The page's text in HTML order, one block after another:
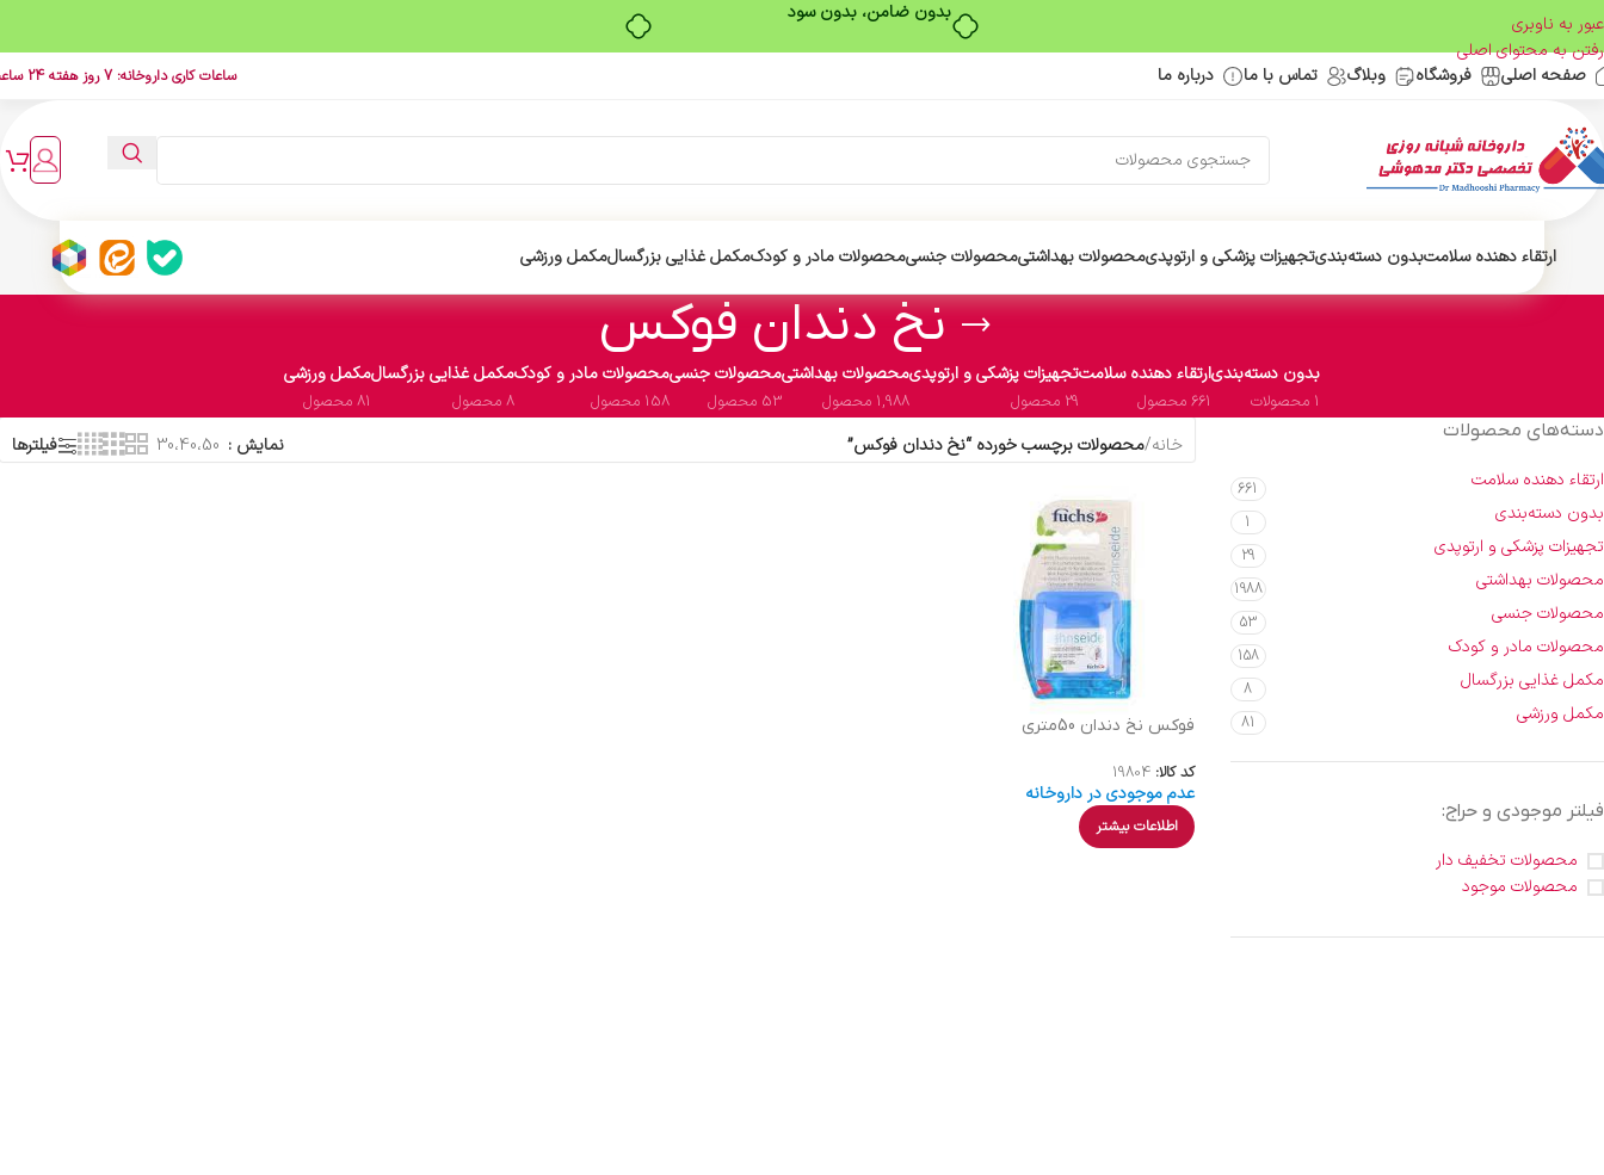
بدون ضامن، بدون سود
عبور به ناوبری
رفتن به محتوای اصلی
صفحه اصلی
فروشگاه وبلاگ تماس با ما درباره ما ساعات کاری داروخانه: 7 روز هفته 24 ساعت
ارتقاء دهنده سلامتبدون دسته‌بندیتجهیزات پزشکی و ارتوپدیمحصولات بهداشتیمحصولات جنسیمحصولات مادر و کودکمکمل غذایی بزرگسالمکمل ورزشی
نخ دندان فوکس
بدون دسته‌بندی
1 محصولات
ارتقاء دهنده سلامت
661 محصول
تجهیزات پزشکی و ارتوپدی
29 محصول
محصولات بهداشتی
1,988 محصول
محصولات جنسی
53 محصول
محصولات مادر و کودک
158 محصول
مکمل غذایی بزرگسال
8 محصول
مکمل ورزشی
81 محصول
دسته‌های محصولات
ارتقاء دهنده سلامت 661
بدون دسته‌بندی 1
تجهیزات پزشکی و ارتوپدی 29
محصولات بهداشتی 1988
محصولات جنسی 53
محصولات مادر و کودک 158
مکمل غذایی بزرگسال 8
مکمل ورزشی 81
فیلتر موجودی و حراج:
محصولات تخفیف دار
محصولات موجود
خانه/محصولات برچسب خورده “نخ دندان فوکس” نمایش 30،40،50 فیلترها
فوکس نخ دندان 50متری
کد کالا:19804
عدم موجودی در داروخانه
اطلاعات بیشتر